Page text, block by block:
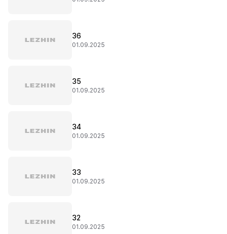
36
01.09.2025
35
01.09.2025
34
01.09.2025
33
01.09.2025
32
01.09.2025